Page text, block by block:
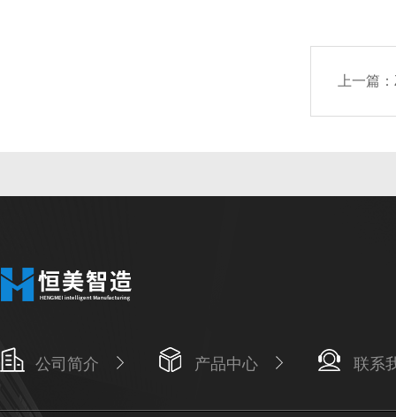
上一篇：
公司简介 产品中心 联系